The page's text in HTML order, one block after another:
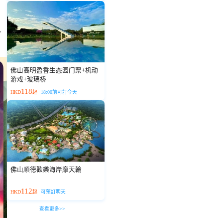
佛山高明盈香生态园门票+机动
游戏+玻璃桥
HKD118起 18:00前可訂今天
佛山順德歡樂海岸摩天輪
HKD112起 可預訂明天
查看更多>>